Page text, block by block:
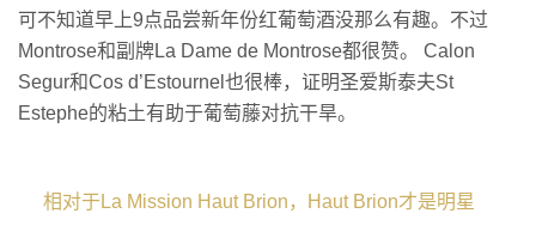
可不知道早上9点品尝新年份红葡萄酒没那么有趣。不过
Montrose和副牌La Dame de Montrose都很赞。 Calon
Segur和Cos d’Estournel也很棒，证明圣爱斯泰夫St
Estephe的粘土有助于葡萄藤对抗干旱。
相对于La Mission Haut Brion，Haut Brion才是明星